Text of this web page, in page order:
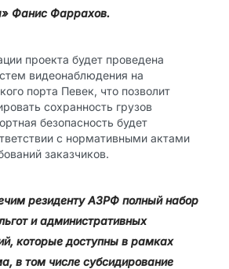
Фанис Фаррахов.
проекта будет проведена
видеонаблюдения на
порта Певек, что позволит
сохранность грузов
безопасность будет
с нормативными актами
заказчиков.
резиденту АЗРФ полный набор
и административных
которые доступны в рамках
в том числе субсидирование